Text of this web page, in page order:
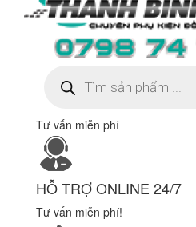
kiếm
sản
Tư vấn miễn phí
HỖ TRỢ ONLINE 24/7
Tư vấn miễn phí!